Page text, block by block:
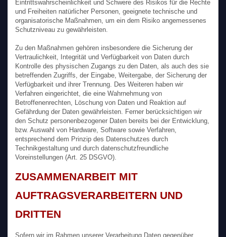
Eintrittswahrscheinlichkeit und Schwere des Risikos für die Rechte
und Freiheiten natürlicher Personen, geeignete technische und
organisatorische Maßnahmen, um ein dem Risiko angemessenes
Schutzniveau zu gewährleisten.
Zu den Maßnahmen gehören insbesondere die Sicherung der
Vertraulichkeit, Integrität und Verfügbarkeit von Daten durch
Kontrolle des physischen Zugangs zu den Daten, als auch des sie
betreffenden Zugriffs, der Eingabe, Weitergabe, der Sicherung der
Verfügbarkeit und ihrer Trennung. Des Weiteren haben wir
Verfahren eingerichtet, die eine Wahrnehmung von
Betroffenenrechten, Löschung von Daten und Reaktion auf
Gefährdung der Daten gewährleisten. Ferner berücksichtigen wir
den Schutz personenbezogener Daten bereits bei der Entwicklung,
bzw. Auswahl von Hardware, Software sowie Verfahren,
entsprechend dem Prinzip des Datenschutzes durch
Technikgestaltung und durch datenschutzfreundliche
Voreinstellungen (Art. 25 DSGVO).
ZUSAMMENARBEIT MIT
AUFTRAGSVERARBEITERN UND
DRITTEN
Sofern wir im Rahmen unserer Verarbeitung Daten gegenüber